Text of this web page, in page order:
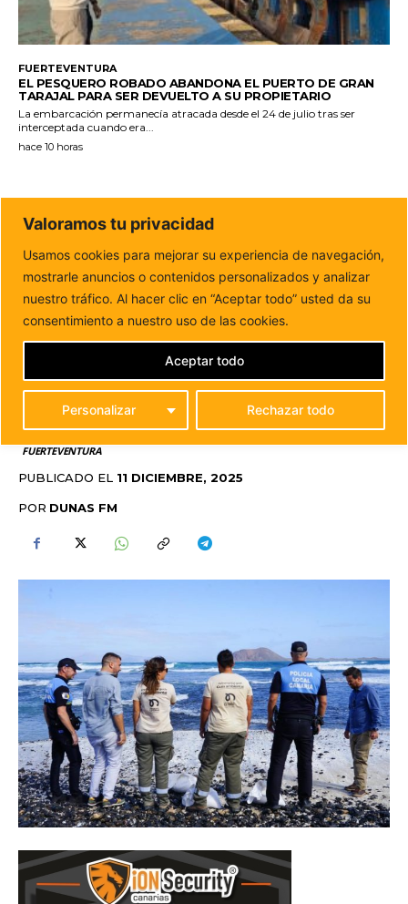
FUERTEVENTURA
EL PESQUERO ROBADO ABANDONA EL PUERTO DE GRAN
TARAJAL PARA SER DEVUELTO A SU PROPIETARIO
La embarcación permanecía atracada desde el 24 de julio tras ser
interceptada cuando era...
hace 10 horas